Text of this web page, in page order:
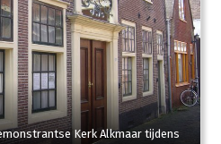
Kerk Alkmaar tijdens